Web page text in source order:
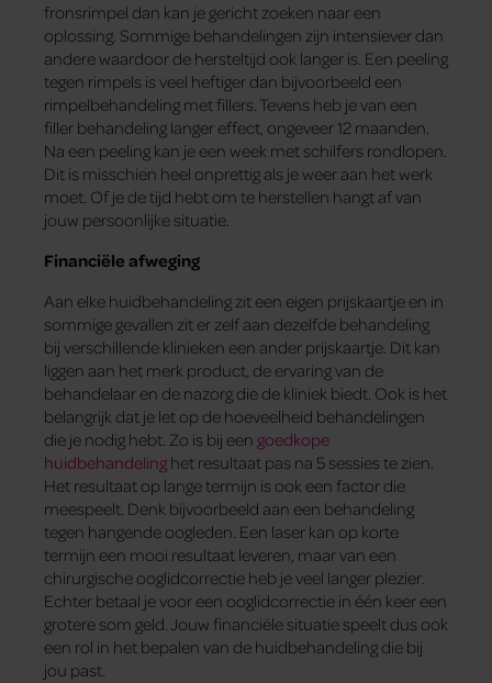
fronsrimpel dan kan je gericht zoeken naar een
oplossing. Sommige behandelingen zijn intensiever dan
andere waardoor de hersteltijd ook langer is. Een peeling
tegen rimpels is veel heftiger dan bijvoorbeeld een
rimpelbehandeling met fillers. Tevens heb je van een
filler behandeling langer effect, ongeveer 12 maanden.
Na een peeling kan je een week met schilfers rondlopen.
Dit is misschien heel onprettig als je weer aan het werk
moet. Of je de tijd hebt om te herstellen hangt af van
jouw persoonlijke situatie.
Financiële afweging
Aan elke huidbehandeling zit een eigen prijskaartje en in
sommige gevallen zit er zelf aan dezelfde behandeling
bij verschillende klinieken een ander prijskaartje. Dit kan
liggen aan het merk product, de ervaring van de
behandelaar en de nazorg die de kliniek biedt. Ook is het
belangrijk dat je let op de hoeveelheid behandelingen
die je nodig hebt. Zo is bij een goedkope
huidbehandeling het resultaat pas na 5 sessies te zien.
Het resultaat op lange termijn is ook een factor die
meespeelt. Denk bijvoorbeeld aan een behandeling
tegen hangende oogleden. Een laser kan op korte
termijn een mooi resultaat leveren, maar van een
chirurgische ooglidcorrectie heb je veel langer plezier.
Echter betaal je voor een ooglidcorrectie in één keer een
grotere som geld. Jouw financiële situatie speelt dus ook
een rol in het bepalen van de huidbehandeling die bij
jou past.